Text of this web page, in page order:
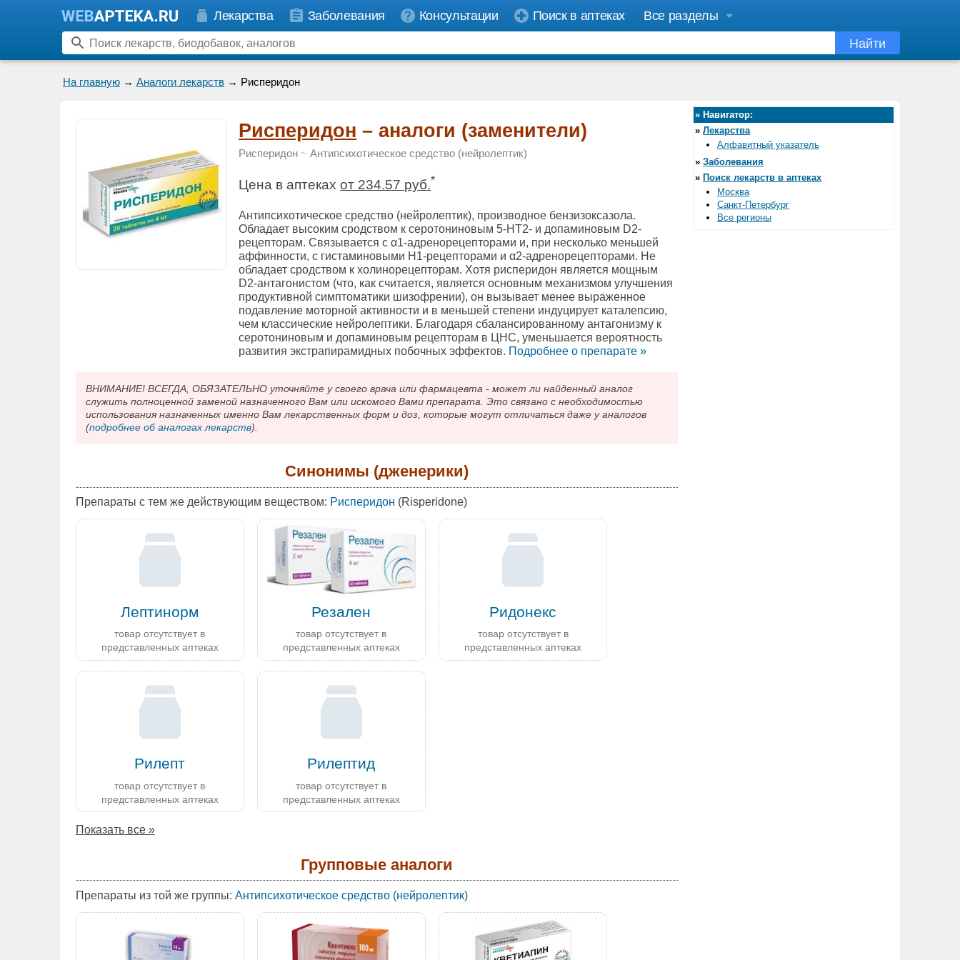
Лекарства Заболевания Консультации Поиск в аптеках
Все разделы
Найти
На главную → Аналоги лекарств → Рисперидон
Рисперидон – аналоги (заменители)
Рисперидон ~Антипсихотическое средство (нейролептик)
Цена в аптекахот 234.57 руб.*
Антипсихотическое средство (нейролептик), производное бензизоксазола.
Обладает высоким сродством к серотониновым 5-HT2- и допаминовым D2-
рецепторам. Связывается с α1-адренорецепторами и, при несколько меньшей
аффинности, с гистаминовыми H1-рецепторами и α2-адренорецепторами. Не
обладает сродством к холинорецепторам. Хотя рисперидон является мощным
D2-антагонистом (что, как считается, является основным механизмом улучшения
продуктивной симптоматики шизофрении), он вызывает менее выраженное
подавление моторной активности и в меньшей степени индуцирует каталепсию,
чем классические нейролептики. Благодаря сбалансированному антагонизму к
серотониновым и допаминовым рецепторам в ЦНС, уменьшается вероятность
развития экстрапирамидных побочных эффектов. Подробнee о препарате »
ВНИМАНИЕ! ВСЕГДА, ОБЯЗАТЕЛЬНО уточняйте у своего врача или фармацевта - может ли найденный аналог
служить полноценной заменой назначенного Вам или искомого Вами препарата. Это связано с необходимостью
использования назначенных именно Вам лекарственных форм и доз, которые могут отличаться даже у аналогов
(подробнее об аналогах лекарств).
Синонимы (дженерики)
Препараты с тем же действующим веществом: Рисперидон (Risperidone)
Лептинорм
товар отсутствует в
представленных аптеках
Резален
товар отсутствует в
представленных аптеках
Ридонекс
товар отсутствует в
представленных аптеках
Рилепт
товар отсутствует в
представленных аптеках
Рилептид
товар отсутствует в
представленных аптеках
Показать все »
Групповые аналоги
Препараты из той же группы: Антипсихотическое средство (нейролептик)
» Навигатор:
» Лекарства
Алфавитный указатель
» Заболевания
» Поиск лекарств в аптеках
Москва
Санкт-Петербург
Все регионы